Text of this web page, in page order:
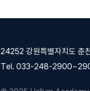
24252 강원특별자치도 춘
Tel. 033-248-